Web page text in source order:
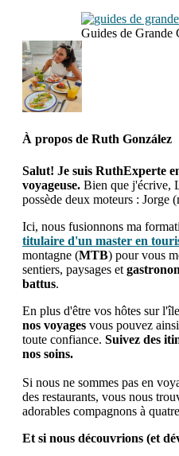
Guides de Grande
À propos de Ruth González
Salut! Je suis RuthExperte
voyageuse. Bien que j'écrive,
possède deux moteurs : Jorge
Ici, nous fusionnons ma
titulaire d'un master en
montagne (MTB) pour vous
sentiers, paysages et
battus.
En plus d'être vos hôtes sur
nos voyages vous pouvez
toute confiance. Suivez des
nos soins.
Si nous ne sommes pas en
des restaurants, vous nous
adorables compagnons à
Et si nous découvrions (et